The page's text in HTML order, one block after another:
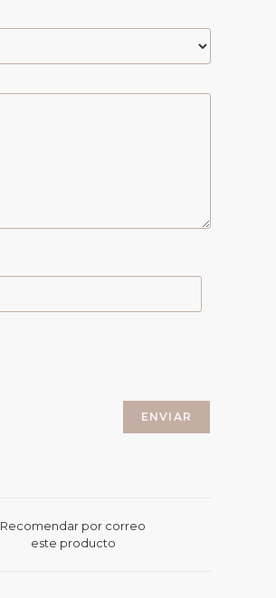
Recomendar por correo
este producto